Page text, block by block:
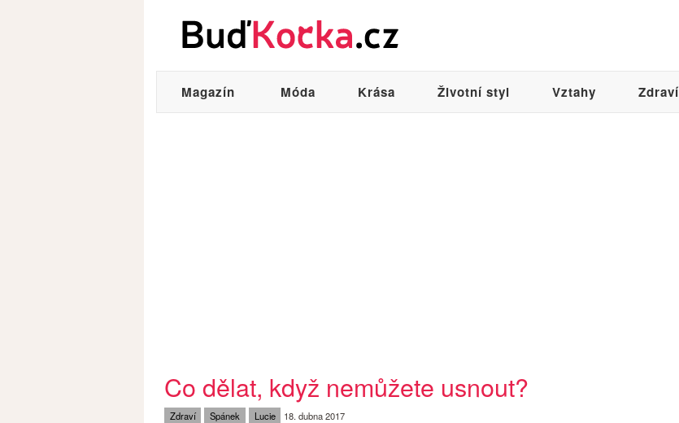
Magazín Móda Krása Životní styl Vztahy Zdraví
Co dělat, když nemůžete usnout?
Zdraví Spánek Lucie 18. dubna 2017